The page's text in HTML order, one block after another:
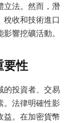
立法。然而，潛
稅收和技術進口
響挖礦活動。
要性
的投資者、交易
。法律明確性影
益。在加密貨幣